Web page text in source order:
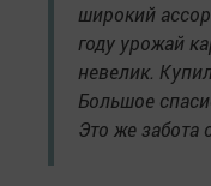
широкий
году урожай
невелик.
Большое
Это же забота